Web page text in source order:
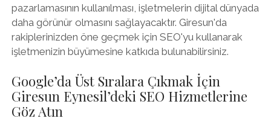
pazarlamasının kullanılması, işletmelerin dijital dünyada
daha görünür olmasını sağlayacaktır. Giresun'da
rakiplerinizden öne geçmek için SEO'yu kullanarak
işletmenizin büyümesine katkıda bulunabilirsiniz.
Google’da Üst Sıralara Çıkmak İçin
Giresun Eynesil’deki SEO Hizmetlerine
Göz Atın